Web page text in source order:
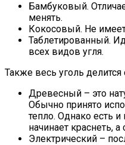
Бамбуковый.
менять.
Кокосовый. Не
Таблетированный.
всех видов угля.
Также весь уголь
Древесный – это
Обычно принято
тепло. Однако есть
начинает краснеть,
Электрический –